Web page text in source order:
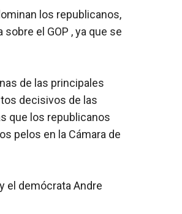
los republicanos,
el GOP , ya que se
de las principales
decisivos de las
que los republicanos
pelos en la Cámara de
el demócrata Andre